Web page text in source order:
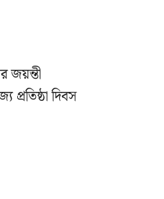
জয়ন্তী
দিবস